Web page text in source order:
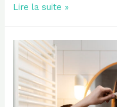
Les
pour
les
seniors
Bras,
Lire la suite »